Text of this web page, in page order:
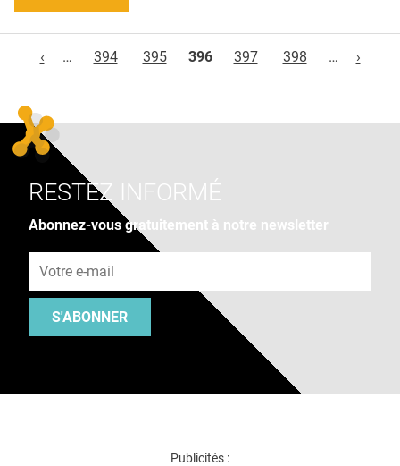
‹
… 394 395 396 397 398 … ›
RESTEZ INFORMÉ
Abonnez-vous gratuitement à notre newsletter
S'ABONNER
Publicités :